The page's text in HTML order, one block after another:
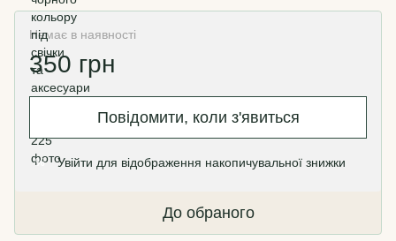
Немає в наявності
350 грн
Повідомити, коли з'явиться
% Увійти для відображення накопичувальної знижки
До обраного